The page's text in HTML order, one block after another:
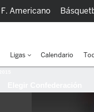
F. Americano
Ligas Calendario